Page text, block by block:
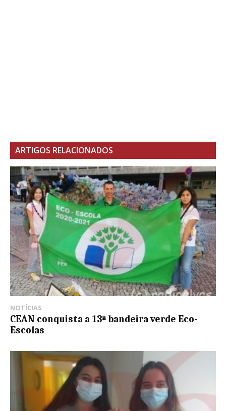
ARTIGOS RELACIONADOS
NOTÍCIAS
CEAN conquista a 13ª bandeira verde Eco-
Escolas